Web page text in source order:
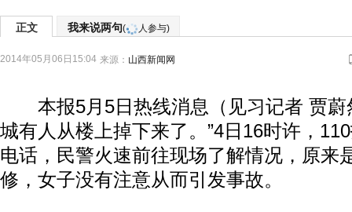
正文 我来说两句( 人参与)
2014年05月06日15:04 来源： 山西新闻网
本报5月5日热线消息（见习记者 贾蔚
城有人从楼上掉下来了。”4日16时许，
电话，民警火速前往现场了解情况，原来
修，女子没有注意从而引发事故。